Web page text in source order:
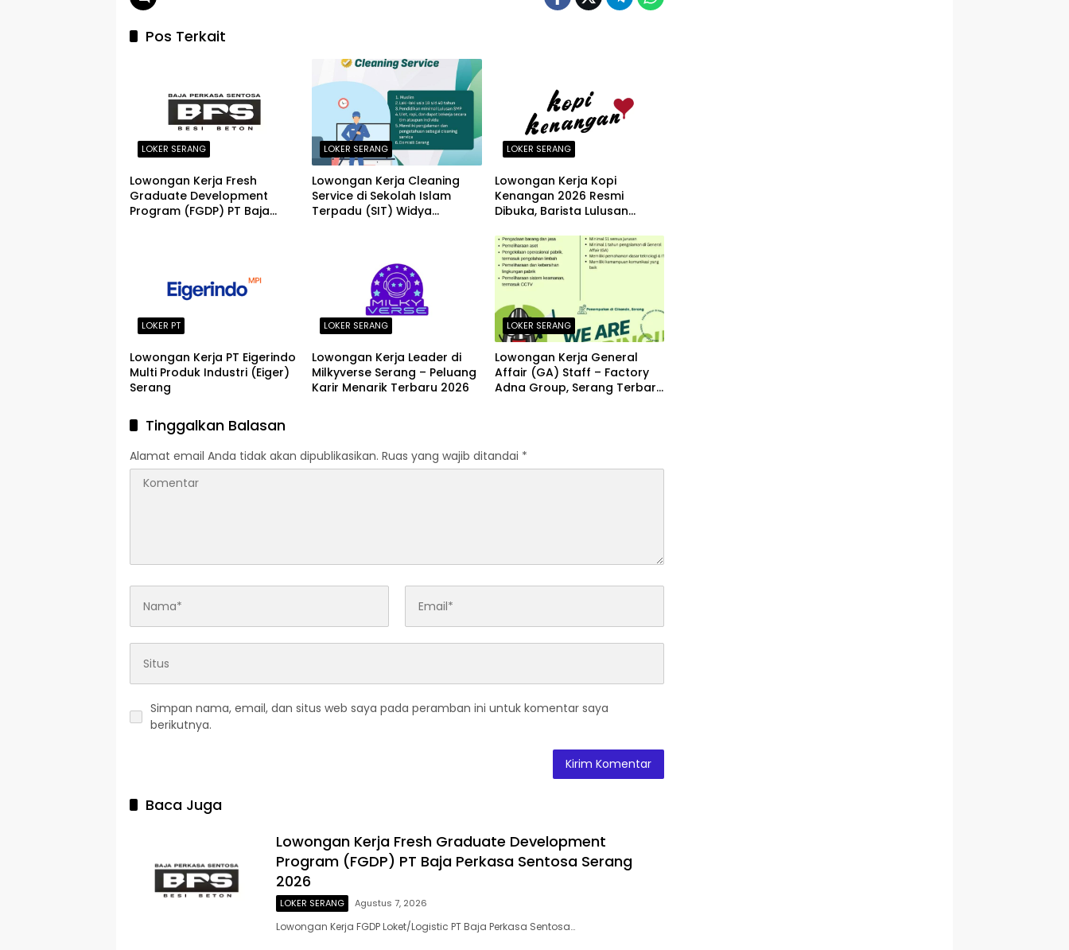
Pos Terkait
LOKER SERANG
Lowongan Kerja Fresh
Graduate Development
Program (FGDP) PT Baja
LOKER SERANG
Lowongan Kerja Cleaning
Service di Sekolah Islam
Terpadu (SIT) Widya
LOKER SERANG
Lowongan Kerja Kopi
Kenangan 2026 Resmi
Dibuka, Barista Lulusan
Puluhan Kota Seluruh
Indonesia
LOKER PT
Lowongan Kerja PT Eigerindo
Multi Produk Industri (Eiger)
Serang
LOKER SERANG
Lowongan Kerja Leader di
Milkyverse Serang – Peluang
Karir Menarik Terbaru 2026
LOKER SERANG
Lowongan Kerja General
Affair (GA) Staff – Factory
Adna Group, Serang Terbaru
Tinggalkan Balasan
Alamat email Anda tidak akan dipublikasikan. Ruas yang wajib ditandai *
Simpan nama, email, dan situs web saya pada peramban ini untuk komentar saya
berikutnya.
Baca Juga
Lowongan Kerja Fresh Graduate Development
Program (FGDP) PT Baja Perkasa Sentosa Serang
2026
LOKER SERANG Agustus 7, 2026
Lowongan Kerja FGDP Loket/Logistic PT Baja Perkasa Sentosa…